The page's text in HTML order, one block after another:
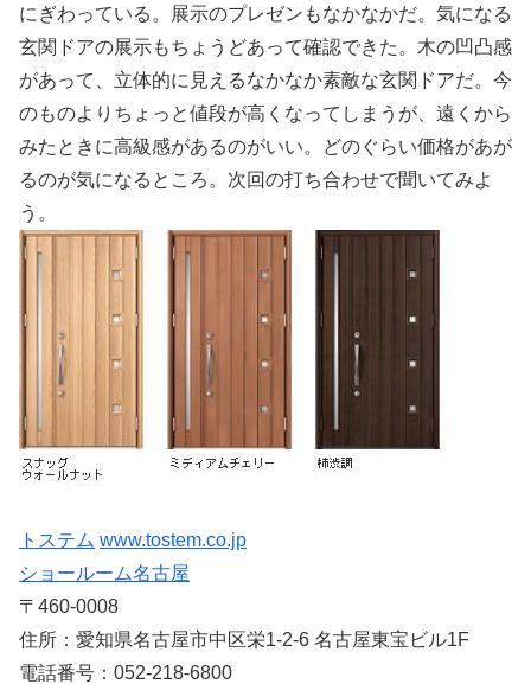
にぎわっている。展示のプレゼンもなかなかだ。気になる
玄関ドアの展示もちょうどあって確認できた。木の凹凸感
があって、立体的に見えるなかなか素敵な玄関ドアだ。今
のものよりちょっと値段が高くなってしまうが、遠くから
みたときに高級感があるのがいい。どのぐらい価格があが
るのが気になるところ。次回の打ち合わせで聞いてみよ
う。
トステム www.tostem.co.jp
ショールーム名古屋
〒460-0008
住所：愛知県名古屋市中区栄1-2-6 名古屋東宝ビル1F
電話番号：052-218-6800